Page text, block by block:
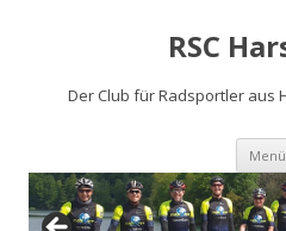
RSC
Der Club für Radsportler aus
Menü